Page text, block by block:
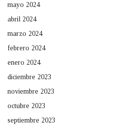
mayo 2024
abril 2024
marzo 2024
febrero 2024
enero 2024
diciembre 2023
noviembre 2023
octubre 2023
septiembre 2023